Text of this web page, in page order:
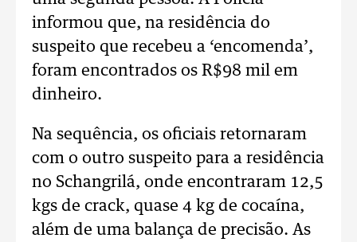
informou que, na residência do
suspeito que recebeu a ‘encomenda’,
foram encontrados os R$98 mil em
dinheiro.
Na sequência, os oficiais retornaram
com o outro suspeito para a residência
no Schangrilá, onde encontraram 12,5
kgs de crack, quase 4 kg de cocaína,
além de uma balança de precisão. As